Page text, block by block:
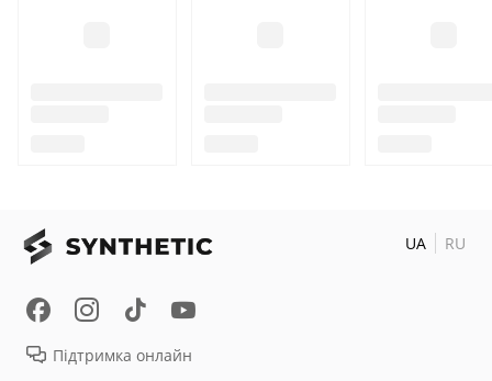
Підтримка онлайн
UA RU